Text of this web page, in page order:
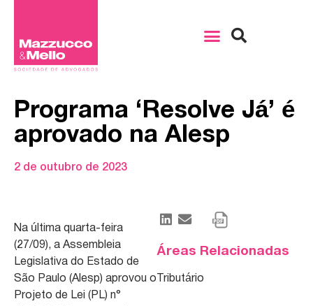
Programa ‘Resolve Já’ é
aprovado na Alesp
2 de outubro de 2023
Na última quarta-feira
(27/09), a Assembleia
Legislativa do Estado de
São Paulo (Alesp) aprovou o
Projeto de Lei (PL) n°
Áreas Relacionadas
Tributário